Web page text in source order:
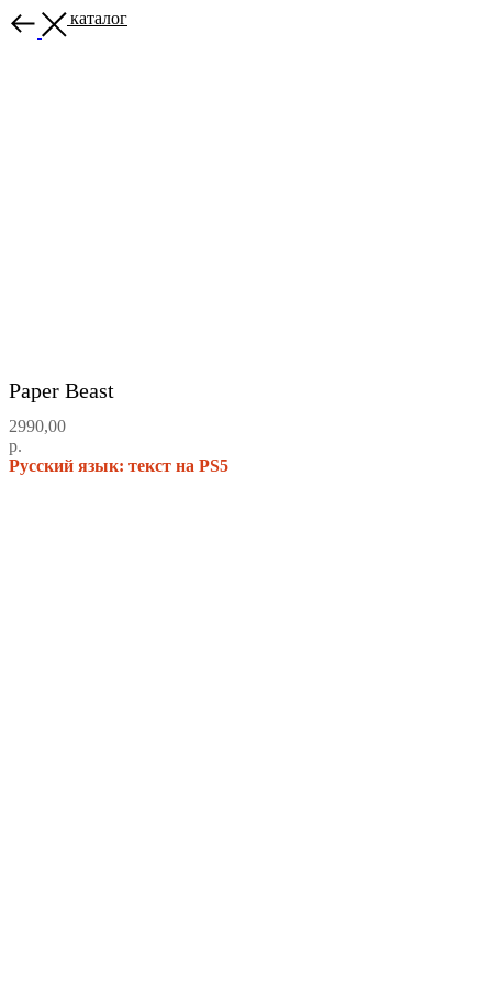
Назад в каталог
Paper Beast
2990,00
р.
Русский язык: текст на PS5